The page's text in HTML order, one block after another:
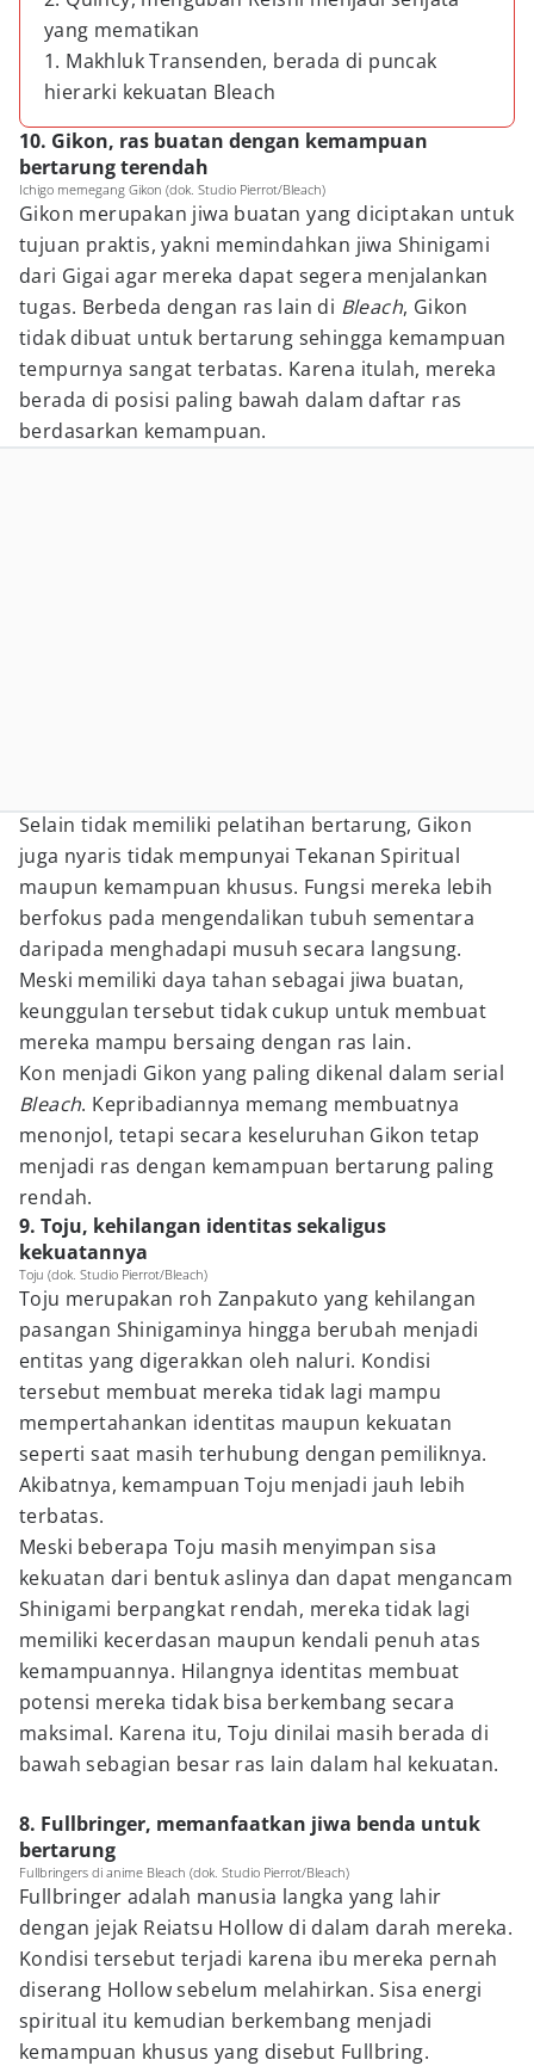
yang mematikan
1. Makhluk Transenden, berada di puncak
hierarki kekuatan Bleach
10. Gikon, ras buatan dengan kemampuan
bertarung terendah
Ichigo memegang Gikon (dok. Studio Pierrot/Bleach)
Gikon merupakan jiwa buatan yang diciptakan untuk
tujuan praktis, yakni memindahkan jiwa Shinigami
dari Gigai agar mereka dapat segera menjalankan
tugas. Berbeda dengan ras lain di Bleach, Gikon
tidak dibuat untuk bertarung sehingga kemampuan
tempurnya sangat terbatas. Karena itulah, mereka
berada di posisi paling bawah dalam daftar ras
berdasarkan kemampuan.
Selain tidak memiliki pelatihan bertarung, Gikon
juga nyaris tidak mempunyai Tekanan Spiritual
maupun kemampuan khusus. Fungsi mereka lebih
berfokus pada mengendalikan tubuh sementara
daripada menghadapi musuh secara langsung.
Meski memiliki daya tahan sebagai jiwa buatan,
keunggulan tersebut tidak cukup untuk membuat
mereka mampu bersaing dengan ras lain.
Kon menjadi Gikon yang paling dikenal dalam serial
Bleach. Kepribadiannya memang membuatnya
menonjol, tetapi secara keseluruhan Gikon tetap
menjadi ras dengan kemampuan bertarung paling
rendah.
9. Toju, kehilangan identitas sekaligus
kekuatannya
Toju (dok. Studio Pierrot/Bleach)
Toju merupakan roh Zanpakuto yang kehilangan
pasangan Shinigaminya hingga berubah menjadi
entitas yang digerakkan oleh naluri. Kondisi
tersebut membuat mereka tidak lagi mampu
mempertahankan identitas maupun kekuatan
seperti saat masih terhubung dengan pemiliknya.
Akibatnya, kemampuan Toju menjadi jauh lebih
terbatas.
Meski beberapa Toju masih menyimpan sisa
kekuatan dari bentuk aslinya dan dapat mengancam
Shinigami berpangkat rendah, mereka tidak lagi
memiliki kecerdasan maupun kendali penuh atas
kemampuannya. Hilangnya identitas membuat
potensi mereka tidak bisa berkembang secara
maksimal. Karena itu, Toju dinilai masih berada di
bawah sebagian besar ras lain dalam hal kekuatan.
8. Fullbringer, memanfaatkan jiwa benda untuk
bertarung
Fullbringers di anime Bleach (dok. Studio Pierrot/Bleach)
Fullbringer adalah manusia langka yang lahir
dengan jejak Reiatsu Hollow di dalam darah mereka.
Kondisi tersebut terjadi karena ibu mereka pernah
diserang Hollow sebelum melahirkan. Sisa energi
spiritual itu kemudian berkembang menjadi
kemampuan khusus yang disebut Fullbring.